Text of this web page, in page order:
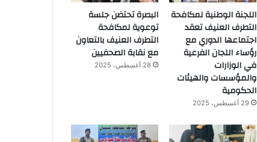
اللجنة الوطنية لمكافحة
التطرف العنيف تعقد
اجتماعها الدوري مع
رؤساء اللجان الفرعية
في الوزارات
والمؤسسات والهيئات
الحكومية
29 أغسطس، 2025
البصرة تحتضن جلسة
توعوية لمكافحة
التطرف العنيف بالتعاون
مع نقابة الصحفيين
28 أغسطس، 2025